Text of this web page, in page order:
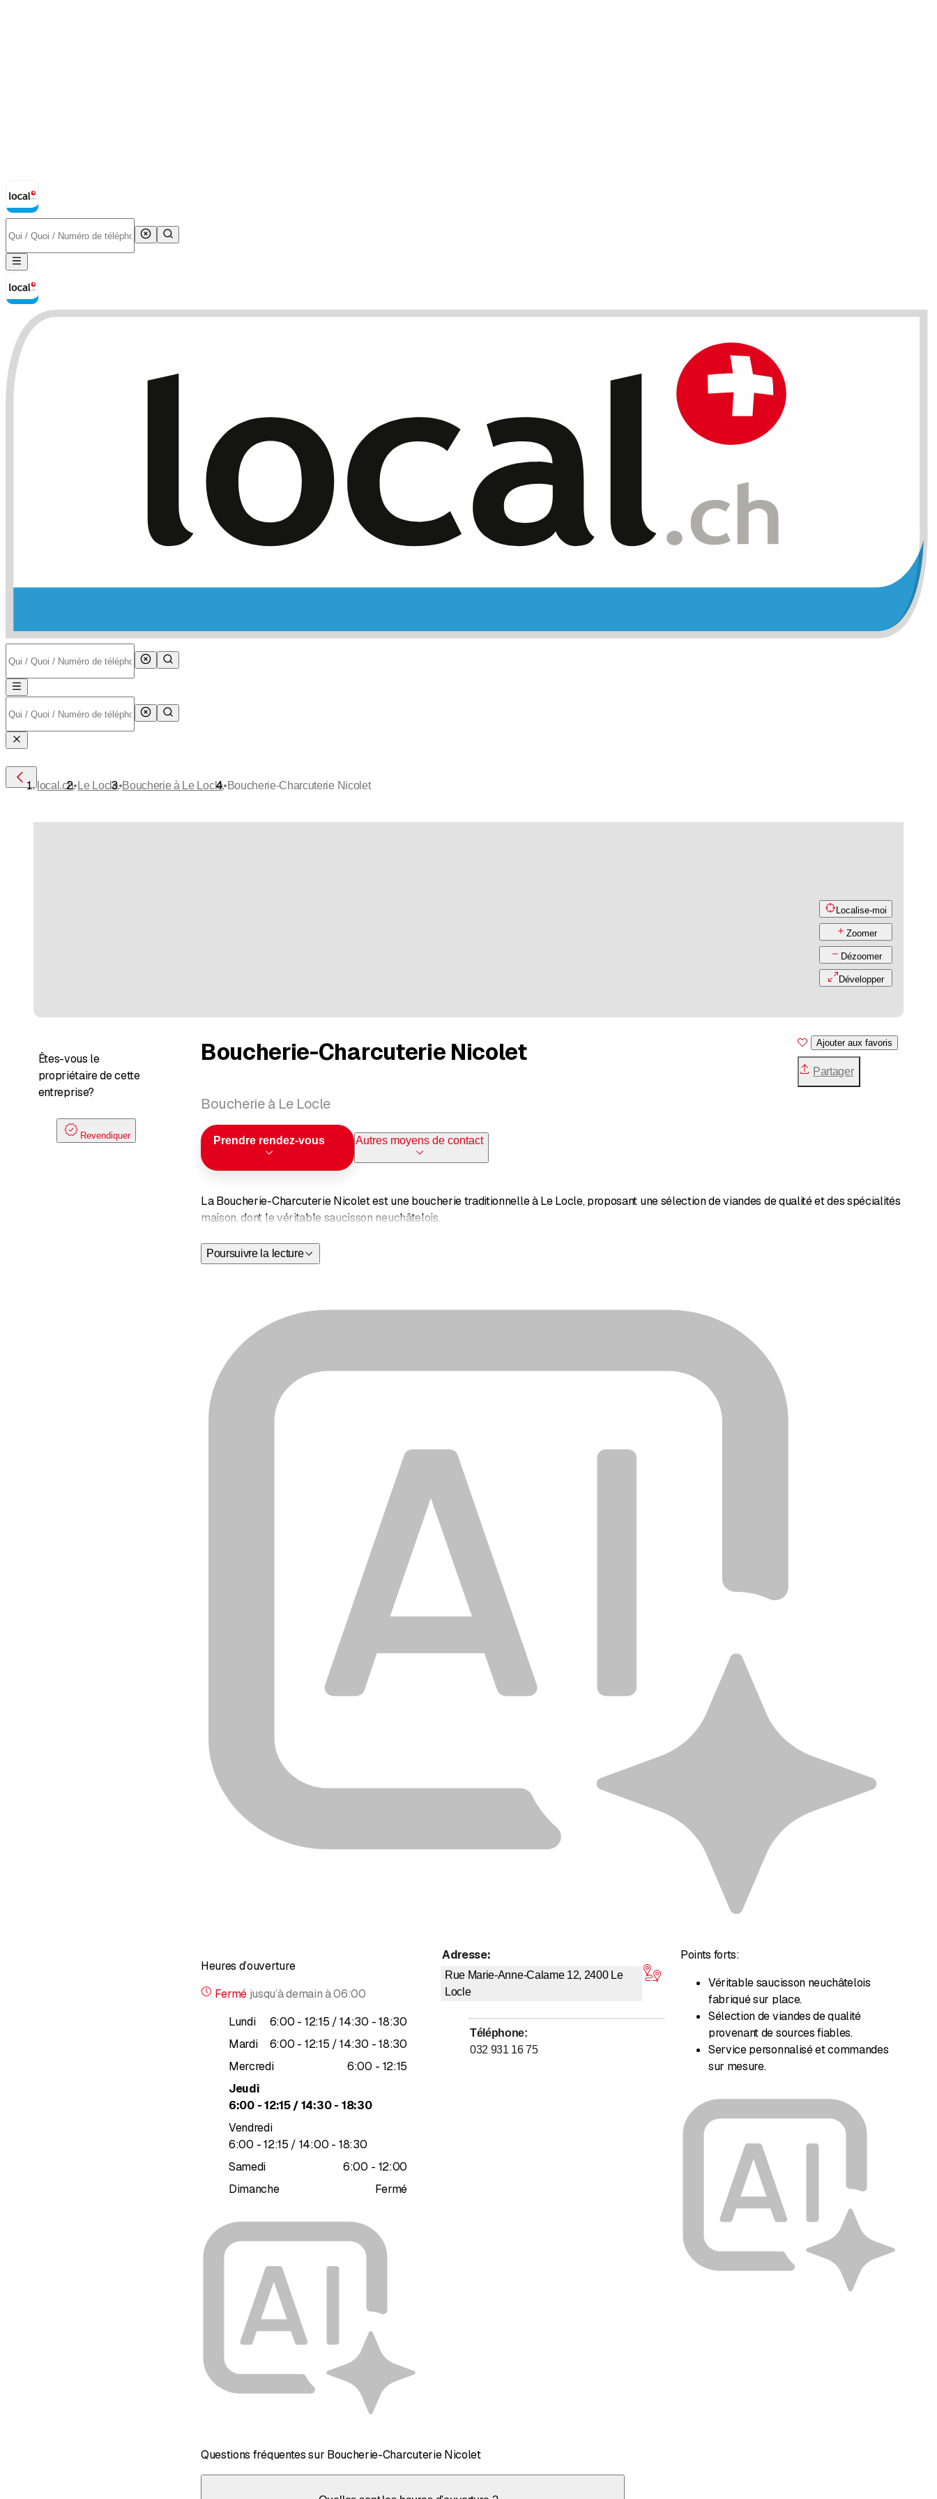
Localise-moi
Zoomer
Dézoomer
Développer
Êtes-vous le
propriétaire de cette
entreprise?
Revendiquer
Boucherie-Charcuterie Nicolet
Boucherie à Le Locle
Prendre rendez-vous Autres moyens de contact
Ajouter aux favoris
Partager
La Boucherie-Charcuterie Nicolet est une boucherie traditionnelle à Le Locle, proposant une sélection de viandes de qualité et des spécialités
maison, dont le véritable saucisson neuchâtelois.
Poursuivre la lecture
Heures d’ouverture
Ferméjusqu’àdemain à 06:00
Lundi
6:00 - jusqu’à
12:15 / 14:30 - jusqu’à
18:30
Mardi
6:00 - jusqu’à
12:15 / 14:30 - jusqu’à
18:30
Mercredi
6:00 - jusqu’à
12:15
Jeudi
6:00 - jusqu’à
12:15/ 14:30 - jusqu’à
18:30
Vendredi
6:00 - jusqu’à
12:15 / 14:00 - jusqu’à
18:30
Samedi
6:00 - jusqu’à
12:00
Dimanche
Fermé
Adresse:
Rue Marie-Anne-Calame 12, 2400 Le
Locle
Téléphone:
032 931 16 75
Points forts:
Véritable saucisson neuchâtelois
fabriqué sur place.
Sélection de viandes de qualité
provenant de sources fiables.
Service personnalisé et commandes
sur mesure.
Questions fréquentes sur Boucherie-Charcuterie Nicolet
local.ch• Le Locle•Boucherie à Le Locle•Boucherie-Charcuterie Nicolet